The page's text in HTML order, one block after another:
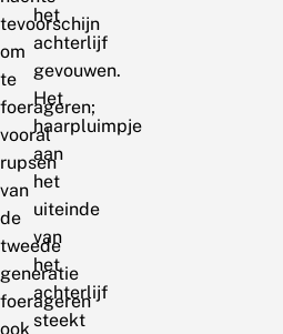
tevoorschijn
om
te
foerageren;
vooral
rupsen
van
de
tweede
generatie
foerageren
ook
het
achterlijf
gevouwen.
Het
haarpluimpje
aan
het
uiteinde
van
het
achterlijf
steekt